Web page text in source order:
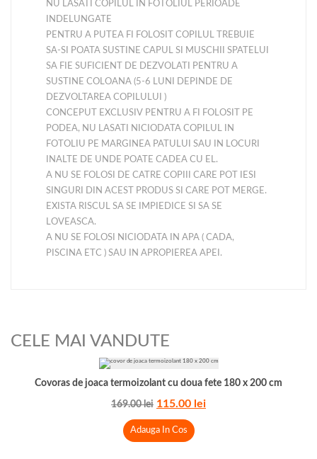
NU LASATI COPILUL IN FOTOLIUL PERIOADE
INDELUNGATE
PENTRU A PUTEA FI FOLOSIT COPILUL TREBUIE
SA-SI POATA SUSTINE CAPUL SI MUSCHII SPATELUI
SA FIE SUFICIENT DE DEZVOLATI PENTRU A
SUSTINE COLOANA (5-6 LUNI DEPINDE DE
DEZVOLTAREA COPILULUI )
CONCEPUT EXCLUSIV PENTRU A FI FOLOSIT PE
PODEA, NU LASATI NICIODATA COPILUL IN
FOTOLIU PE MARGINEA PATULUI SAU IN LOCURI
INALTE DE UNDE POATE CADEA CU EL.
A NU SE FOLOSI DE CATRE COPIII CARE POT IESI
SINGURI DIN ACEST PRODUS SI CARE POT MERGE.
EXISTA RISCUL SA SE IMPIEDICE SI SA SE
LOVEASCA.
A NU SE FOLOSI NICIODATA IN APA ( CADA,
PISCINA ETC ) SAU IN APROPIEREA APEI.
CELE MAI VANDUTE
Covoras de joaca termoizolant cu doua fete 180 x 200 cm
169.00lei 115.00 lei
Adauga In Cos